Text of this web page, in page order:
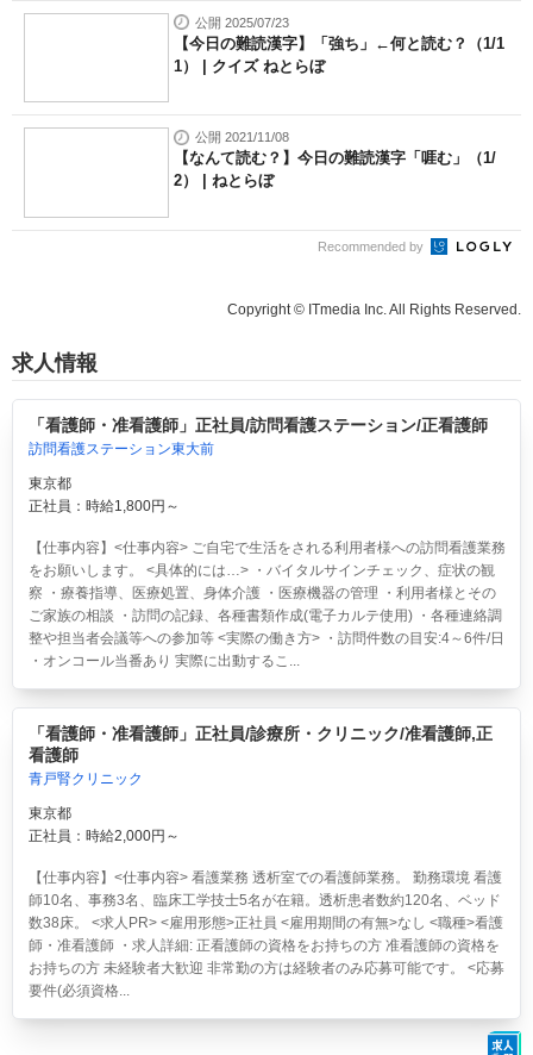
公開 2025/07/23
【今日の難読漢字】「強ち」←何と読む？（1/1
1） | クイズ ねとらぼ
公開 2021/11/08
【なんて読む？】今日の難読漢字「啀む」（1/
2） | ねとらぼ
Recommended by
Copyright © ITmedia Inc. All Rights Reserved.
求人情報
「看護師・准看護師」正社員/訪問看護ステーション/正看護師
訪問看護ステーション東大前
東京都
正社員：時給1,800円～
【仕事内容】<仕事内容> ご自宅で生活をされる利用者様への訪問看護業務
をお願いします。 <具体的には…> ・バイタルサインチェック、症状の観
察 ・療養指導、医療処置、身体介護 ・医療機器の管理 ・利用者様とその
ご家族の相談 ・訪問の記録、各種書類作成(電子カルテ使用) ・各種連絡調
整や担当者会議等への参加等 <実際の働き方> ・訪問件数の目安:4～6件/日
・オンコール当番あり 実際に出動するこ...
「看護師・准看護師」正社員/診療所・クリニック/准看護師,正
看護師
青戸腎クリニック
東京都
正社員：時給2,000円～
【仕事内容】<仕事内容> 看護業務 透析室での看護師業務。 勤務環境 看護
師10名、事務3名、臨床工学技士5名が在籍。透析患者数約120名、ベッド
数38床。 <求人PR> <雇用形態>正社員 <雇用期間の有無>なし <職種>看護
師・准看護師 ・求人詳細: 正看護師の資格をお持ちの方 准看護師の資格を
お持ちの方 未経験者大歓迎 非常勤の方は経験者のみ応募可能です。 <応募
要件(必須資格...